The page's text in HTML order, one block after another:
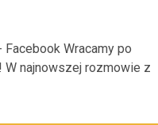
Wracamy po
W najnowszej rozmowie z